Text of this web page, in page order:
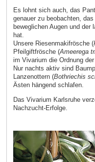
Es lohnt sich auch, das
genauer zu beobachten,
beweglichen Augen und der
hat.
Unsere Riesenmakifrösche (
Pfeilgiftfrösche (Ameerega
im Vivarium die Ordnung
Nur nachts aktiv sind
Lanzenottern (Bothriechis
Ästen hängend schlafen.
Das Vivarium Karlsruhe
Nachzucht-Erfolge.